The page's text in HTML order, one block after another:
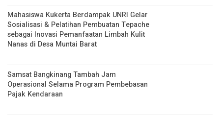
Mahasiswa Kukerta Berdampak UNRI Gelar
Sosialisasi & Pelatihan Pembuatan Tepache
sebagai Inovasi Pemanfaatan Limbah Kulit
Nanas di Desa Muntai Barat
Samsat Bangkinang Tambah Jam
Operasional Selama Program Pembebasan
Pajak Kendaraan